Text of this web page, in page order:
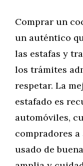
Comprar un
un auténtico
las estafas y
los trámites
respetar. La
estafado es
automóviles,
compradores
usado de